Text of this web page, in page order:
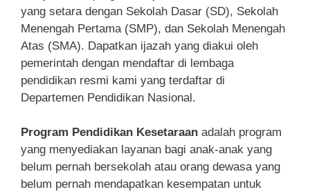
yang setara dengan Sekolah Dasar (SD), Sekolah
Menengah Pertama (SMP), dan Sekolah Menengah
Atas (SMA). Dapatkan ijazah yang diakui oleh
pemerintah dengan mendaftar di lembaga
pendidikan resmi kami yang terdaftar di
Departemen Pendidikan Nasional.
Program Pendidikan Kesetaraan adalah program
yang menyediakan layanan bagi anak-anak yang
belum pernah bersekolah atau orang dewasa yang
belum pernah mendapatkan kesempatan untuk